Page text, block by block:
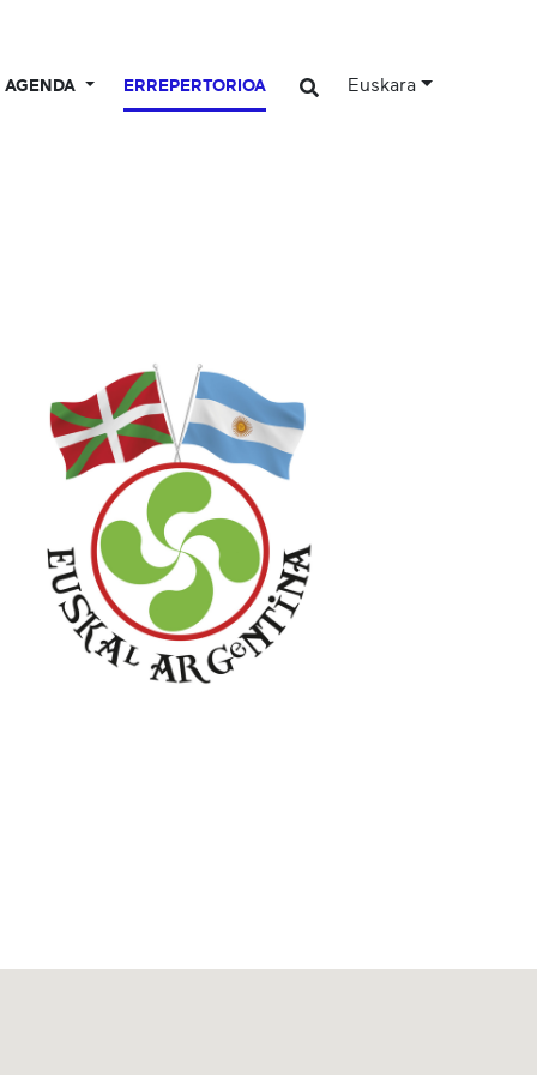
AGENDA ERREPERTORIOA Euskara